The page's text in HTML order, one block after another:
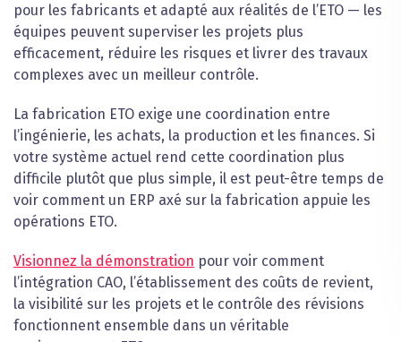
pour les fabricants et adapté aux réalités de l’ETO — les
équipes peuvent superviser les projets plus
efficacement, réduire les risques et livrer des travaux
complexes avec un meilleur contrôle.
La fabrication ETO exige une coordination entre
l’ingénierie, les achats, la production et les finances. Si
votre système actuel rend cette coordination plus
difficile plutôt que plus simple, il est peut-être temps de
voir comment un ERP axé sur la fabrication appuie les
opérations ETO.
Visionnez la démonstration pour voir comment
l’intégration CAO, l’établissement des coûts de revient,
la visibilité sur les projets et le contrôle des révisions
fonctionnent ensemble dans un véritable